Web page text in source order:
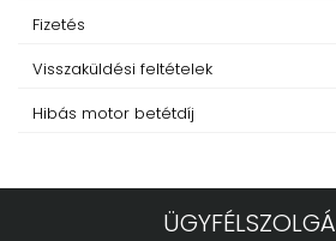
Fizetés
Visszaküldési feltételek
Hibás motor betétdíj